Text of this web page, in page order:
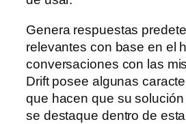
Genera respuestas
relevantes con base en el
conversaciones con las
Drift posee algunas
que hacen que su
se destaque dentro de